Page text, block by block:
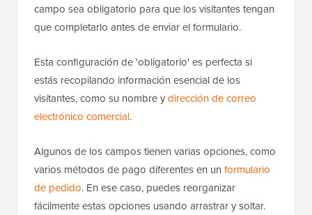
campo sea obligatorio para que los visitantes tengan
que completarlo antes de enviar el formulario.
Esta configuración de 'obligatorio' es perfecta si
estás recopilando información esencial de los
visitantes, como su nombre ydirección de correo
electrónico comercial.
Algunos de los campos tienen varias opciones, como
varios métodos de pago diferentes en un formulario
de pedido. En ese caso, puedes reorganizar
fácilmente estas opciones usando arrastrar y soltar.